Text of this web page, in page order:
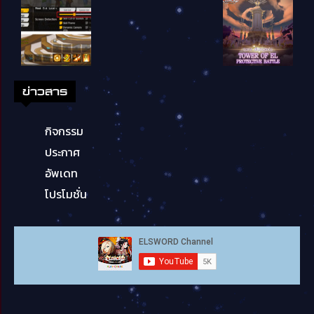
ข่าวสาร
กิจกรรม
ประกาศ
อัพเดท
โปรโมชั่น